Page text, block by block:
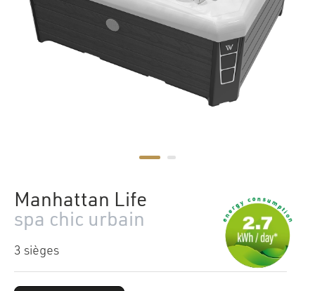
Manhattan Life
spa chic urbain
3 sièges